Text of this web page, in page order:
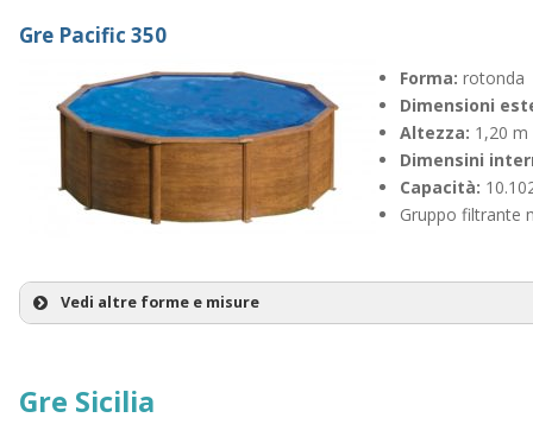
Gre Pacific 350
Forma: rotonda
Dimensioni
Altezza: 1,20 m
Dimensini
Capacità:
Gruppo filtrante
Vedi altre forme e misure
Gre Sicilia